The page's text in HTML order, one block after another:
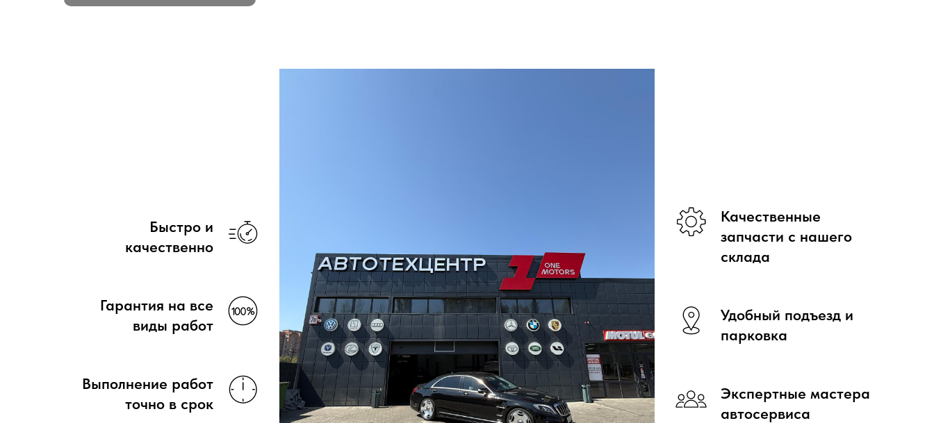
Быстро и
качественно
Гарантия на все
виды работ
Выполнение работ
точно в срок
Качественные
запчасти с нашего
склада
Удобный подъезд и
парковка
Экспертные мастера
автосервиса